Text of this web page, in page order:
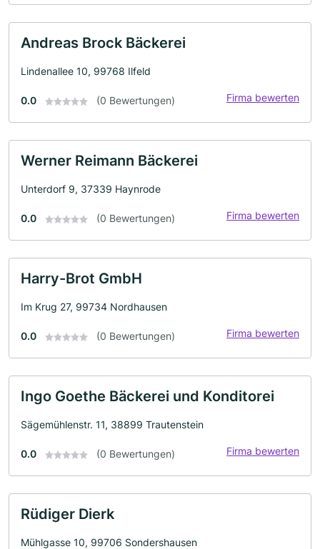
Andreas Brock Bäckerei
Lindenallee 10, 99768 Ilfeld
0.0 (0 Bewertungen) Firma bewerten
Werner Reimann Bäckerei
Unterdorf 9, 37339 Haynrode
0.0 (0 Bewertungen) Firma bewerten
Harry-Brot GmbH
Im Krug 27, 99734 Nordhausen
0.0 (0 Bewertungen) Firma bewerten
Ingo Goethe Bäckerei und Konditorei
Sägemühlenstr. 11, 38899 Trautenstein
0.0 (0 Bewertungen) Firma bewerten
Rüdiger Dierk
Mühlgasse 10, 99706 Sondershausen